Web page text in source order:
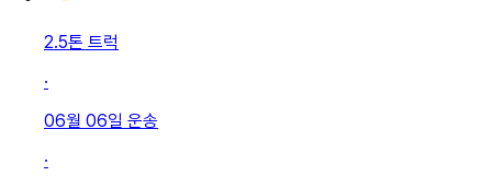
2.5톤 트럭
·
06월 06일 운송
·